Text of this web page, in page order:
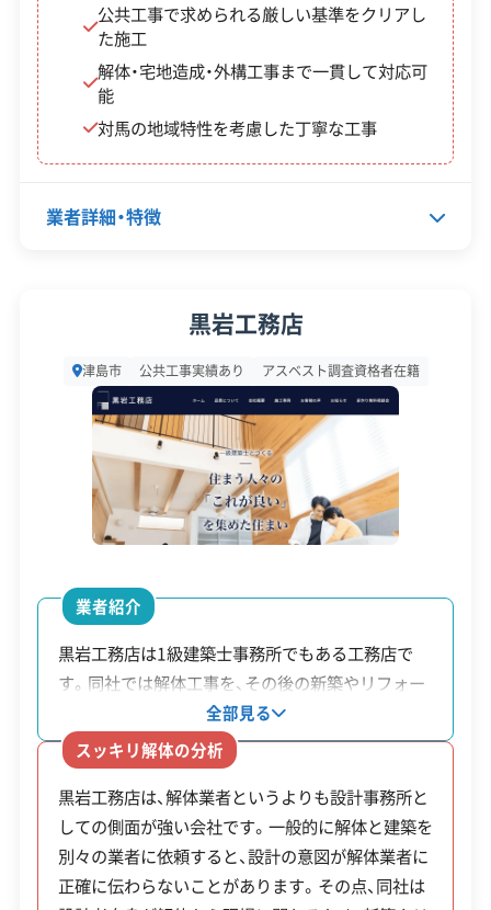
助金制度はありますが、実際の解体費用との差
額や、相続人全員の同意を得る手続きが課題に
なりがちです。
金制度が設けられています。
対象・条件
対象経費
（実費また
は標準除
却費の8
0%）の1/2
倒壊などの危険がある空き
家が対象です。所有者（ま
たは相続人）が申請し、市税
の滞納がないことが条件で
す。
ブロッ
ク塀等
撤去費
補助
（要綱によ
る）
たす危険なブロック塀が対
象です。
補助金を申請するには、相続人全員の実印と印鑑証
明を揃えた同意書が必要です。権利関係が複雑な物
件では、この手続きが一番のハードルになることも
少なくありません。
公共工事で求められる厳しい基準をクリアし
た施工
解体・宅地造成・外構工事まで一貫して対応可
能
対馬の地域特性を考慮した丁寧な工事
業者詳細・特徴
設立日 2005年11月
600万円
電話番号 0920-52-1133
営業時間 8:00～19:00
営業日
建物構造 木造 鉄骨造 RC造
対応業務 土木工事業
新築工事業
リフォーム工事業
公式HP 公式サイトを見る
許可番号
【建設業許可】
長崎県知事：第004612号
黒岩工務店
津島市 公共工事実績あり アスベスト調査資格者在籍
業者紹介
黒岩工務店は1級建築士事務所でもある工務店で
す。同社では解体工事を、その後の新築やリフォー
ムまで見据えた家づくりの第一歩と位置づけてい
ます。そのため、解体から設計・施工までを一つの
窓口で一貫して依頼できるのが特徴です。デザイン
にこだわりがあり、解体後の建築までまとめて相談
したいと考えている方に適した選択肢の一つです。
全部見る
スッキリ解体の分析
黒岩工務店は、解体業者というよりも設計事務所と
しての側面が強い会社です。一般的に解体と建築を
別々の業者に依頼すると、設計の意図が解体業者に
正確に伝わらないことがあります。その点、同社は